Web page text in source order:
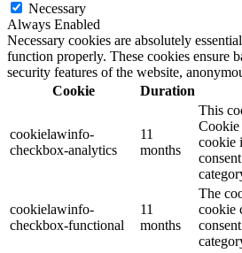
Necessary
Always Enabled
Necessary cookies are absolutely
function properly. These cookies ensure
security features of the website,
Cookie
Duration
cookielawinfo-
checkbox-analytics
11
months
This
Cookie
cookie
cookielawinfo-
checkbox-functional
11
months
The
cookie